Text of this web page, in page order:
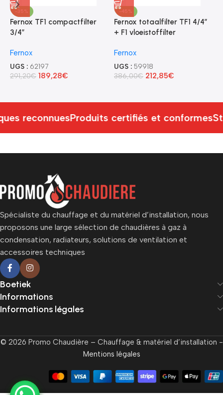
-35%
Fernox TF1 compactfilter
3/4″
Fernox
UGS : 62197
291,20€ 189,28€
-45%
Fernox totaalfilter TF1 4/4″
+ F1 vloeistoffilter
Fernox
UGS : 59918
386,00€ 212,85€
reconnuesProduits certifiés et conformes
Spécialiste du chauffage et du matériel d’installation, nous
proposons une large sélection de chaudières à gaz à
condensation, radiateurs, solutions de ventilation et
accessoires techniques
Boetiek
Informations
Informations légales
© 2026 Promo Chaudière – Chauffage & matériel d’installation -
Mentions légales